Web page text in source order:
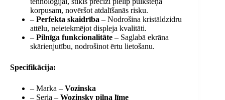
korpusam, novēršot atdalīšanās risku.
– Perfekta skaidrība – Nodrošina kristāldzidru
attēlu, neietekmējot displeja kvalitāti.
– Pilnīga funkcionalitāte – Saglabā ekrāna
skārienjutību, nodrošinot ērtu lietošanu.
Specifikācija:
– Marka – Vozinska
– Seria – Wozinsky pilna līme